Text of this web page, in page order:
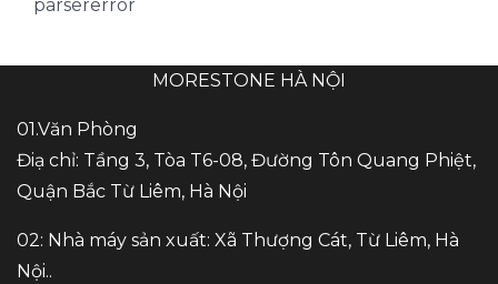
parsererror
MORESTONE HÀ NỘI
01.Văn Phòng
Điạ chỉ: Tầng 3, Tòa T6-08, Đường Tôn Quang Phiệt,
Quận Bắc Từ Liêm, Hà Nội
02: Nhà máy sản xuất: Xã Thượng Cát, Từ Liêm, Hà
Nội..